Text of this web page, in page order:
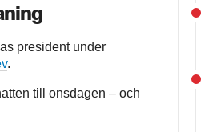
president under
.
till onsdagen – och